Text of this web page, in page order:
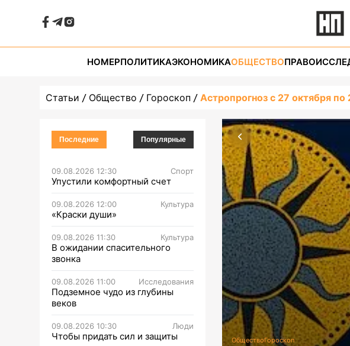
НОМЕРПОЛИТИКАЭКОНОМИКАОБЩЕСТВОПРАВО
Статьи Общество Гороскоп Астропрогноз с 27 октября по
Последние Популярные
09.08.2026 12:30 Спорт
Упустили комфортный счет
09.08.2026 12:00 Культура
«Краски души»
09.08.2026 11:30 Культура
В ожидании спасительного
звонка
09.08.2026 11:00 Исследования
Подземное чудо из глубины
веков
09.08.2026 10:30 Люди
Чтобы придать сил и защиты ОбществоГороскоп